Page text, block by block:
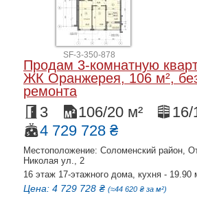
SF-3-350-878
Продам 3-комнатную
ЖК Оранжерея, 106 м²,
ремонта
3 106/20 м²
16/
4 729 728 ₴
Местоположение: Соломенский район,
Николая ул., 2
16 этаж 17-этажного дома, кухня - 19.90
Цена: 4 729 728 ₴ (≈44 620 ₴ за м²)